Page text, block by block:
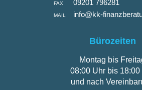
FAX 09201 796281
MAIL info@kk-
Bürozeiten
Montag bis
08:00 Uhr bis 18:00
und nach